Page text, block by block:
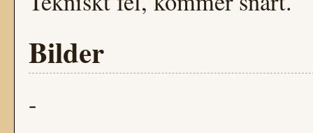
Bilder
-